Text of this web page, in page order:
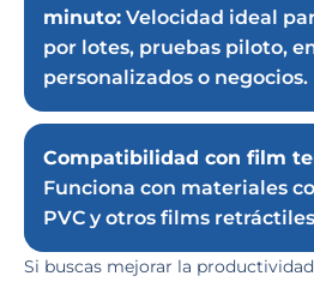
minuto: Velocidad ideal
por lotes, pruebas piloto,
personalizados o negocios.
Compatibilidad con film
Funciona con materiales
PVC y otros films
Si buscas mejorar la